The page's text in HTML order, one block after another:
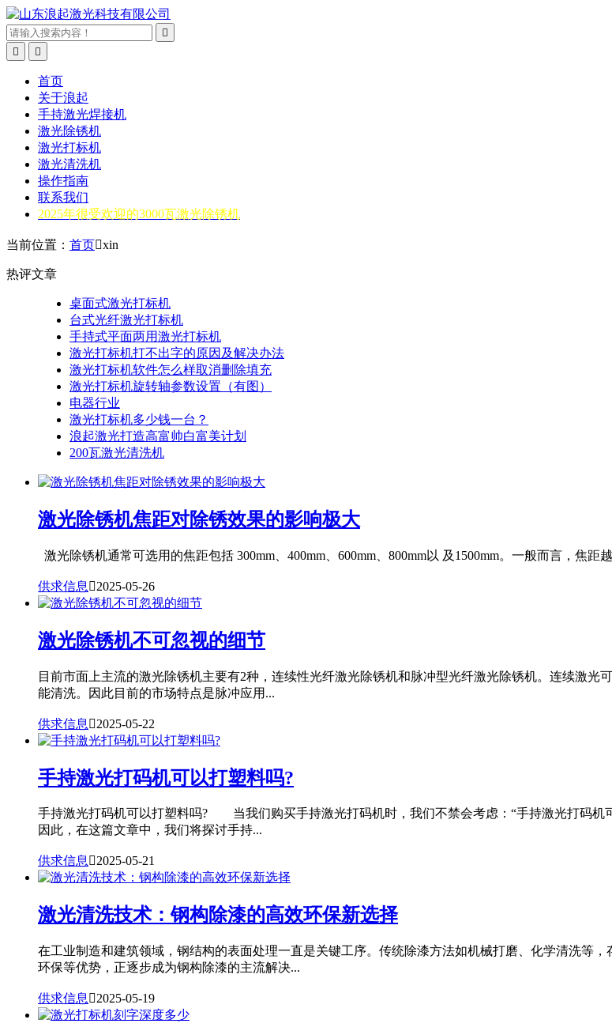



首页
关于浪起
手持激光焊接机
激光除锈机
激光打标机
激光清洗机
操作指南
联系我们
2025年很受欢迎的3000瓦激光除锈机
当前位置： 首页xin
热评文章
桌面式激光打标机
台式光纤激光打标机
手持式平面两用激光打标机
激光打标机打不出字的原因及解决办法
激光打标机软件怎么样取消删除填充
激光打标机旋转轴参数设置（有图）
电器行业
激光打标机多少钱一台？
浪起激光打造高富帅白富美计划
200瓦激光清洗机
激光除锈机焦距对除锈效果的影响极大
激光除锈机通常可选用的焦距包括 300mm、400mm、600mm、800mm以 及1500mm。一般而言，焦
供求信息 2025-05-26
激光除锈机不可忽视的细节
目前市面上主流的激光除锈机主要有2种，连续性光纤激光除锈机和脉冲型光纤激光除锈机。连续激
能清洗。因此目前的市场特点是脉冲应用...
供求信息 2025-05-22
手持激光打码机可以打塑料吗?
手持激光打码机可以打塑料吗? 当我们购买手持激光打码机时，我们不禁会考虑：“手持激光打码机
因此，在这篇文章中，我们将探讨手持...
供求信息2025-05-21
激光清洗技术：钢构除漆的高效环保新选择
在工业制造和建筑领域，钢结构的表面处理一直是关键工序。传统除漆方法如机械打磨、化学清洗等
环保等优势，正逐步成为钢构除漆的主流解决...
供求信息 2025-05-19